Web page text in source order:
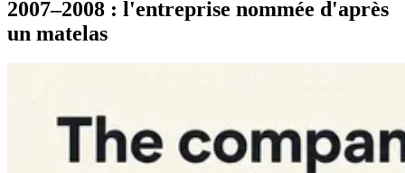
2007–2008 : l'entreprise nommée d'après
un matelas